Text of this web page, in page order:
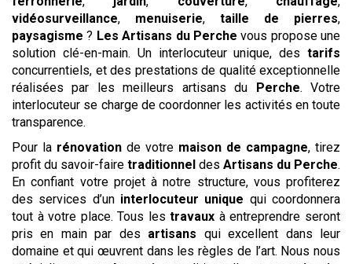
vidéosurveillance, menuiserie, taille de pierres,
paysagisme ? Les Artisans du Perche vous propose une
solution clé-en-main. Un interlocuteur unique, des tarifs
concurrentiels, et des prestations de qualité exceptionnelle
réalisées par les meilleurs artisans du Perche. Votre
interlocuteur se charge de coordonner les activités en toute
transparence.
Pour la rénovation de votre maison de campagne, tirez
profit du savoir-faire traditionnel des Artisans du Perche.
En confiant votre projet à notre structure, vous profiterez
des services d’un interlocuteur unique qui coordonnera
tout à votre place. Tous lestravaux à entreprendre seront
pris en main par des artisans qui excellent dans leur
domaine et qui œuvrent dans les règles de l’art. Nous nous